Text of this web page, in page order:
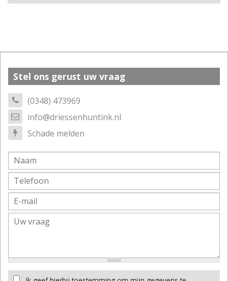
Stel ons gerust uw vraag
(0348) 473969
info@driessenhuntink.nl
Schade melden